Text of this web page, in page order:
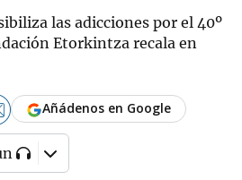
las adicciones por el 40º
Etorkintza recala en
Añádenos en Google